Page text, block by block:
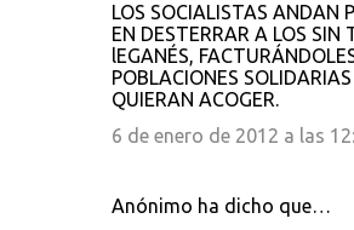
LOS SOCIALISTAS ANDAN
EN DESTERRAR A LOS SIN
lEGANÉS,
POBLACIONES
QUIERAN ACOGER.
6 de enero de 2012 a las
Anónimo ha dicho que…